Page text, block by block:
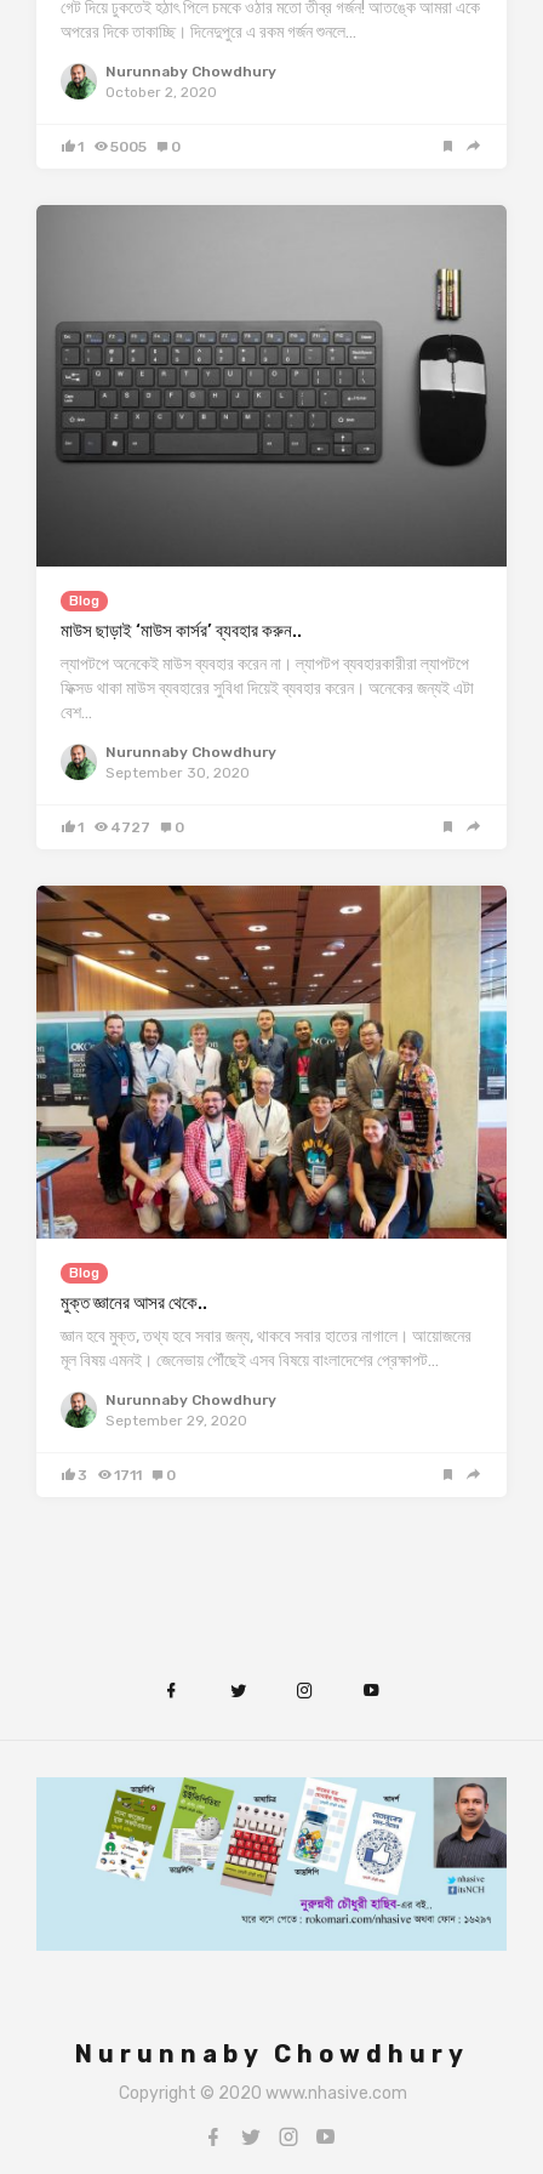
গেট দিয়ে ঢুকতেই হঠাৎ পিলে চমকে ওঠার মতো তীব্র গর্জন! আতঙ্কে আমরা একে
অপরের দিকে তাকাচ্ছি। দিনেদুপুরে এ রকম গর্জন শুনলে…
Nurunnaby Chowdhury
October 2, 2020
1 5005 0
Blog
মাউস ছাড়াই ‘মাউস কার্সর’ ব্যবহার করুন..
ল্যাপটপে অনেকেই মাউস ব্যবহার করেন না। ল্যাপটপ ব্যবহারকারীরা ল্যাপটপে
ফিক্সড থাকা মাউস ব্যবহারের সুবিধা দিয়েই ব্যবহার করেন। অনেকের জন্যই এটা
বেশ…
Nurunnaby Chowdhury
September 30, 2020
1 4727 0
Blog
মুক্ত জ্ঞানের আসর থেকে..
জ্ঞান হবে মুক্ত, তথ্য হবে সবার জন্য, থাকবে সবার হাতের নাগালে। আয়োজনের
মূল বিষয় এমনই। জেনেভায় পৌঁছেই এসব বিষয়ে বাংলাদেশের প্রেক্ষাপট…
Nurunnaby Chowdhury
September 29, 2020
3 1711 0
Nurunnaby Chowdhury
Copyright © 2020 www.nhasive.com